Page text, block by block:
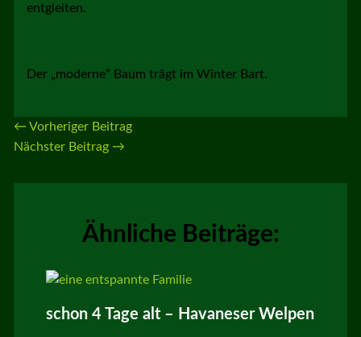
entgleiten.
Der „moderne“ Baum trägt im Winter Bart.
← Vorheriger Beitrag
Nächster Beitrag →
Ähnliche Beiträge:
schon 4 Tage alt – Havaneser Welpen